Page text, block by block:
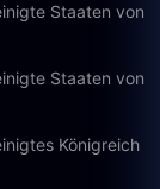
Staaten von
Staaten von
Königreich